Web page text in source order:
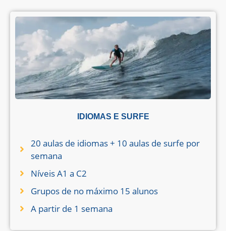
IDIOMAS E SURFE
20 aulas de idiomas + 10 aulas de surfe por
semana
Níveis A1 a C2
Grupos de no máximo 15 alunos
A partir de 1 semana